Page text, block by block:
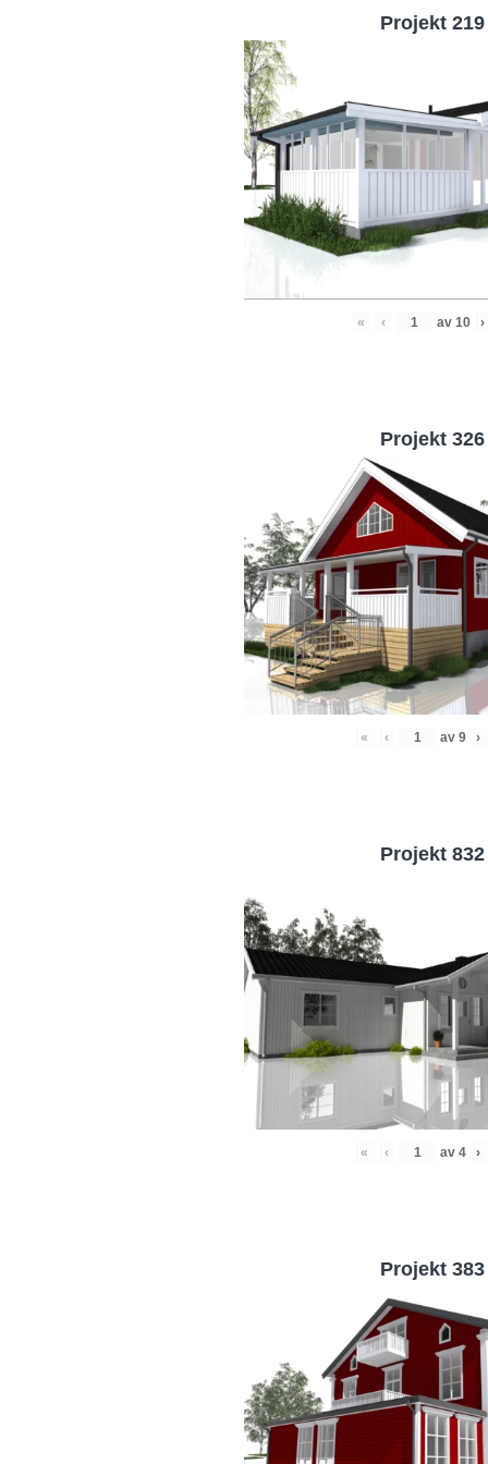
Projekt 219
« ‹ av 10 ›
Projekt 326
« ‹ av 9 ›
Projekt 832
« ‹ av 4 ›
Projekt 383